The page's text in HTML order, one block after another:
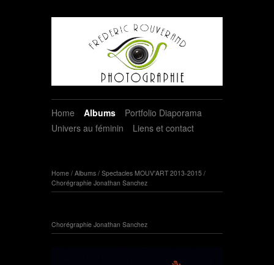
Home Albums
Portfolio Diaporama
Univers au féminin
Liens et contact
Home / Albums / Spectacles MOUV'ART 2013-2015 /
Chorégraphie Jonathan Sanchez
Chorégraphie Jonathan Sanchez